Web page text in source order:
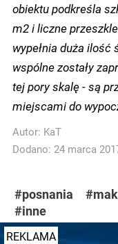
obiektu podkreśla
m2 i liczne
wypełnia duża ilość
wspólne zostały
tej pory skalę - są
miejscami do
Autor: KaT
Dodano: 24 marca
#posnania
#inne
REKLAMA